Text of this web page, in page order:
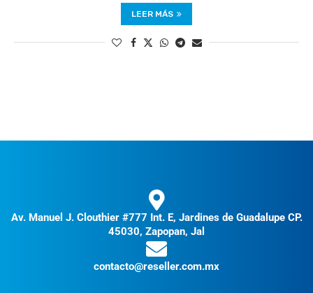
LEER MÁS
Av. Manuel J. Clouthier #777 Int. E, Jardines de Guadalupe CP.
45030, Zapopan, Jal
contacto@reseller.com.mx